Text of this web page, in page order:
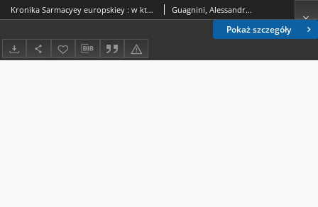
Pokaż szczegóły
Kronika Sarmacyey europskiey : w ktorey sie zamyka krolestwo polskie ze wszystkiemi [...] prowincyami swemi [...] Wielkie Xięstwo Lithew., ruskie, pruskie, zmudzkie, inflantskie, moskiewskie y część Tatarow przez Alexandra Gwagnina [...] pierwey roku 1578 po lacinie wydana, a teraz zaś z przyczynieniem [...] przez tegoz authora [...] na X ksiąg [...] zebrana a ; przez Marcina Paszkowskiego [...] na polskie przełożona Guagnini, Alessandro (1538-1614)